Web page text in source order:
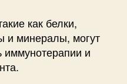
как белки,
и минералы, могут
иммунотерапии и